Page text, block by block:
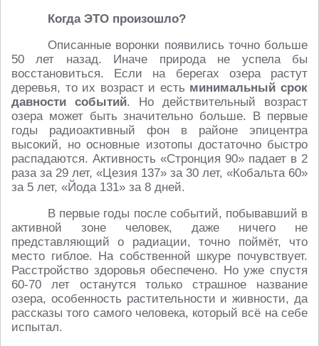
Когда ЭТО произошло?
Описанные воронки появились точно больше
50 лет назад. Иначе природа не успела бы
восстановиться. Если на берегах озера растут
деревья, то их возраст и есть минимальный срок
давности событий. Но действительный возраст
озера может быть значительно больше. В первые
годы радиоактивный фон в районе эпицентра
высокий, но основные изотопы достаточно быстро
распадаются. Активность «Стронция 90» падает в 2
раза за 29 лет, «Цезия 137» за 30 лет, «Кобальта 60»
за 5 лет, «Йода 131» за 8 дней.
В первые годы после событий, побывавший в
активной зоне человек, даже ничего не
представляющий о радиации, точно поймёт, что
место гиблое. На собственной шкуре почувствует.
Расстройство здоровья обеспечено. Но уже спустя
60-70 лет останутся только страшное название
озера, особенность растительности и живности, да
рассказы того самого человека, который всё на себе
испытал.